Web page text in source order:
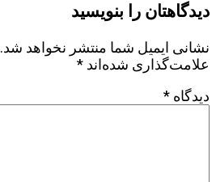
دیدگاهتان را بنویسید
نشانی ایمیل شما منتشر نخواهد شد.
علامت‌گذاری شده‌اند *
دیدگاه *